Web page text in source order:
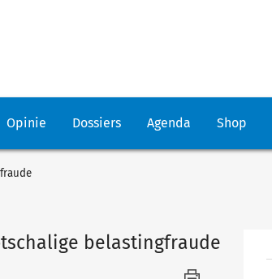
Opinie Dossiers Agenda Shop
belastingfraude